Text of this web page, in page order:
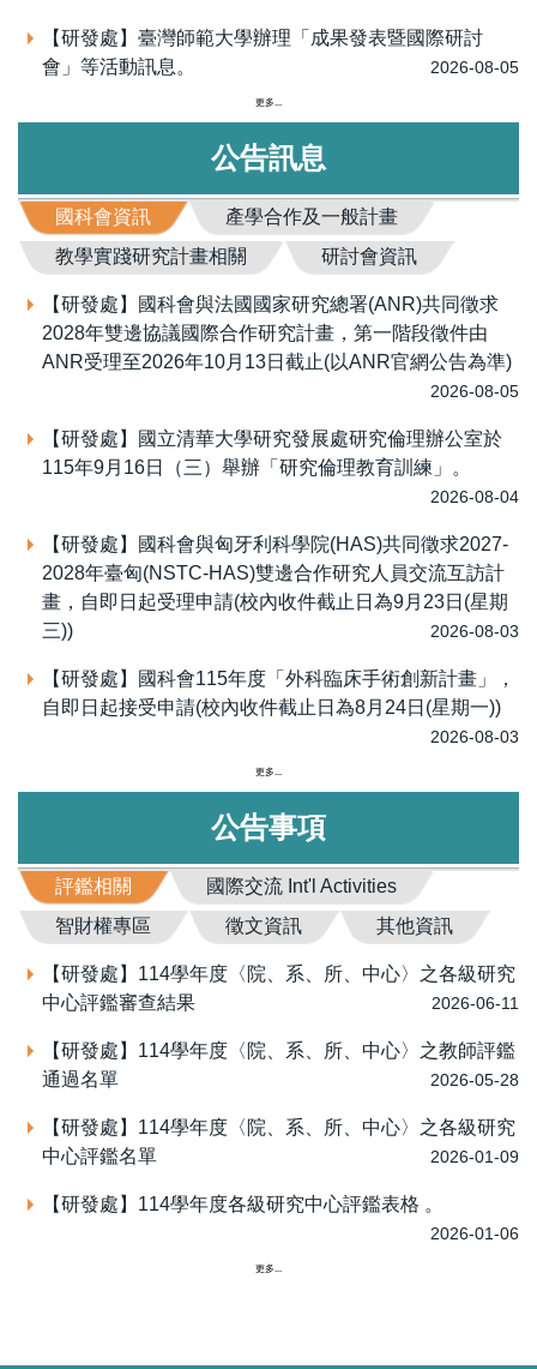
【研發處】臺灣師範大學辦理「成果發表暨國際研討
會」等活動訊息。
2026-08-05
更多...
公告訊息
國科會資訊
產學合作及一般計畫
教學實踐研究計畫相關
研討會資訊
【研發處】國科會與法國國家研究總署(ANR)共同徵求
2028年雙邊協議國際合作研究計畫，第一階段徵件由
ANR受理至2026年10月13日截止(以ANR官網公告為準)
2026-08-05
【研發處】國立清華大學研究發展處研究倫理辦公室於
115年9月16日（三）舉辦「研究倫理教育訓練」。
2026-08-04
【研發處】國科會與匈牙利科學院(HAS)共同徵求2027-
2028年臺匈(NSTC-HAS)雙邊合作研究人員交流互訪計
畫，自即日起受理申請(校內收件截止日為9月23日(星期
三))
2026-08-03
【研發處】國科會115年度「外科臨床手術創新計畫」，
自即日起接受申請(校內收件截止日為8月24日(星期一))
2026-08-03
更多...
公告事項
評鑑相關
國際交流 Int'l Activities
智財權專區
徵文資訊 其他資訊
【研發處】114學年度〈院、系、所、中心〉之各級研究
中心評鑑審查結果
2026-06-11
【研發處】114學年度〈院、系、所、中心〉之教師評鑑
通過名單
2026-05-28
【研發處】114學年度〈院、系、所、中心〉之各級研究
中心評鑑名單
2026-01-09
【研發處】114學年度各級研究中心評鑑表格 。
2026-01-06
更多...